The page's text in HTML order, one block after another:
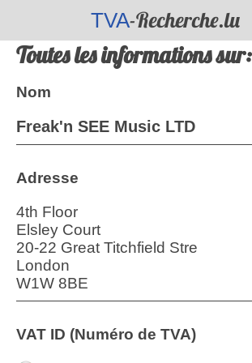
TVA-Recherche.lu
Toutes les informations sur:
Nom
Freak'n SEE Music LTD
Adresse
4th Floor
Elsley Court
20-22 Great Titchfield Stre
London
W1W 8BE
VAT ID (Numéro de TVA)